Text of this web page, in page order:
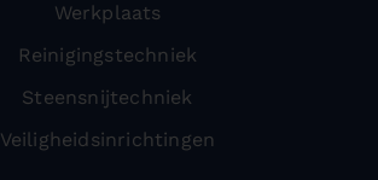
Werkplaats
Reinigingstechniek
Steensnijtechniek
Veiligheidsinrichtingen